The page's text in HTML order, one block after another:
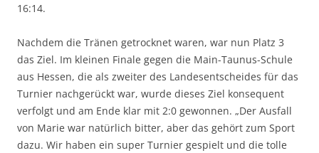
16:14.
Nachdem die Tränen getrocknet waren, war nun Platz 3
das Ziel. Im kleinen Finale gegen die Main-Taunus-Schule
aus Hessen, die als zweiter des Landesentscheides für das
Turnier nachgerückt war, wurde dieses Ziel konsequent
verfolgt und am Ende klar mit 2:0 gewonnen. „Der Ausfall
von Marie war natürlich bitter, aber das gehört zum Sport
dazu. Wir haben ein super Turnier gespielt und die tolle